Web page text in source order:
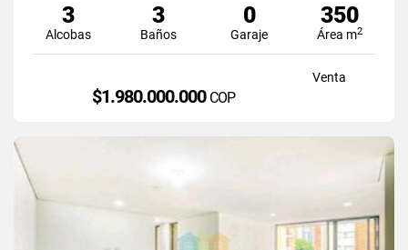
3
Alcobas
3
Baños
0
Garaje
350
Área m2
Venta
$1.980.000.000 COP